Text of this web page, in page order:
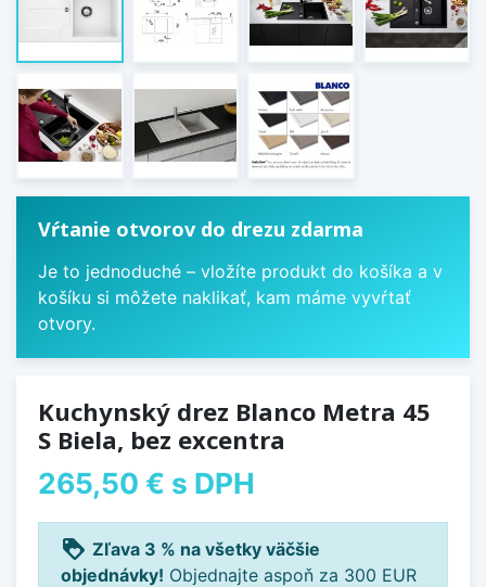
Vŕtanie otvorov do drezu zdarma
Je to jednoduché – vložíte produkt do košíka a v
košíku si môžete naklikať, kam máme vyvŕtať
otvory.
Kuchynský drez Blanco Metra 45
S Biela, bez excentra
265,50 € s DPH
loyalty Zľava 3 % na všetky väčšie
objednávky! Objednajte aspoň za 300 EUR